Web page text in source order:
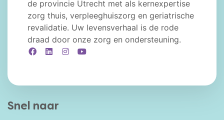
de provincie Utrecht met als kernexpertise
zorg thuis, verpleeghuiszorg en geriatrische
revalidatie. Uw levensverhaal is de rode
draad door onze zorg en ondersteuning.
FacebookLinkedInInstagram
Snel naar